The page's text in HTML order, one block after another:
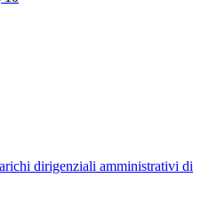
dirigenziali amministrativi di